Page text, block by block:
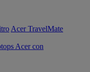
Acer TravelMate
Acer con